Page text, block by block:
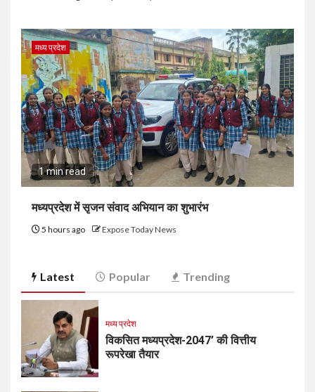
मध्य प्रदेश
1 min read
मध्यप्रदेश में सृजन संवाद अभियान का शुभारंभ
5 hours ago Expose Today News
Latest Popular Trending
मध्य प्रदेश
विकसित मध्यप्रदेश-2047’ की वित्तीय
रूपरेखा तैयार